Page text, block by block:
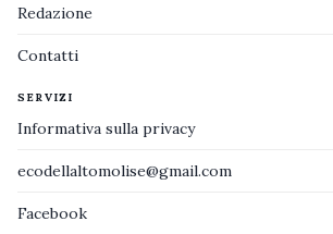
Redazione
Contatti
SERVIZI
Informativa sulla privacy
ecodellaltomolise@gmail.com
Facebook